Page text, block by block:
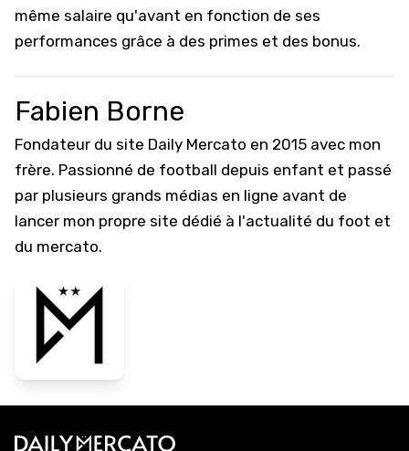
même salaire qu'avant en fonction de ses
performances grâce à des primes et des bonus.
Fabien Borne
Fondateur du site Daily Mercato en 2015 avec mon
frère. Passionné de football depuis enfant et passé
par plusieurs grands médias en ligne avant de
lancer mon propre site dédié à l'actualité du foot et
du mercato.